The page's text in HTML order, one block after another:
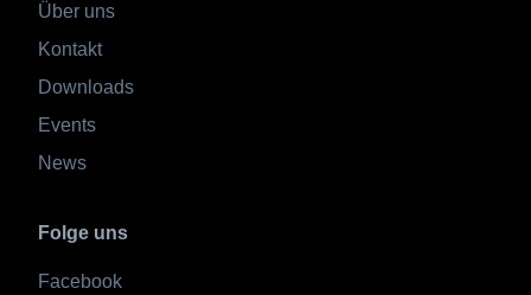
Über uns
Kontakt
Downloads
Events
News
Folge uns
Facebook